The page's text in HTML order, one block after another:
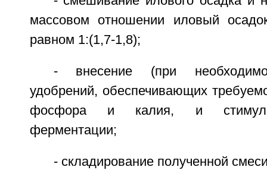
массовом отношении иловый
равном 1:(1,7-1,8);
- внесение (при
удобрений, обеспечивающих
фосфора и калия, и
ферментации;
- складирование полученной